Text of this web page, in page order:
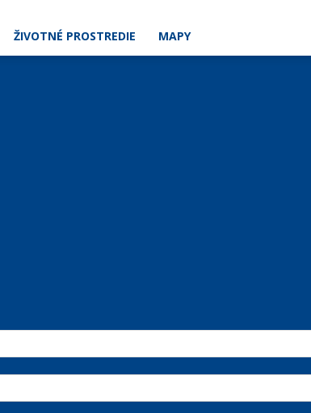
ŽIVOTNÉ PROSTREDIE MAPY